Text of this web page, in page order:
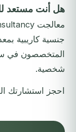
هل أنت مستعد
المتخصصون في
شخصية.
احجز استشارتك